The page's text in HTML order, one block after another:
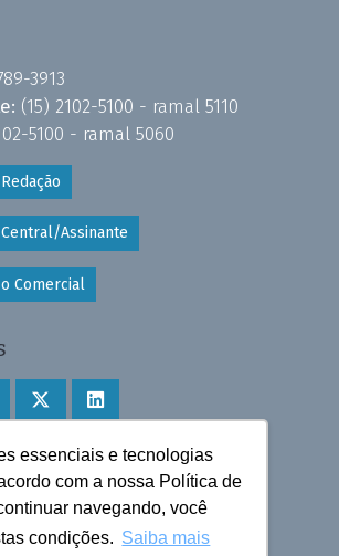
essenciais e tecnologias
com a nossa Política de
navegando, você
condições. Saiba mais
3913
(15) 2102-5100 - ramal 5110
5100 - ramal 5060
Assinante
Comercial
aplicativo